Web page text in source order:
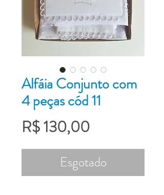
Alfáia Conjunto com
4 peças cód 11
R$ 130,00Preço
Esgotado